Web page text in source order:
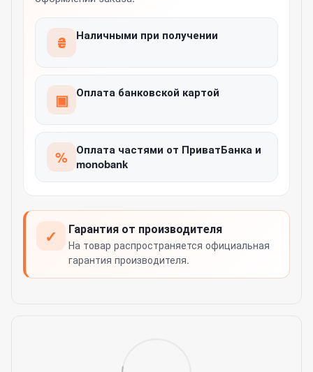
₴ Наличными при получении
▣ Оплата банковской картой
% Оплата частями от ПриватБанка и
monobank
✓ Гарантия от производителя
На товар распространяется официальная
гарантия производителя.